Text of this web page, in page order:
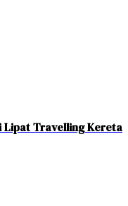
Travelling Kereta